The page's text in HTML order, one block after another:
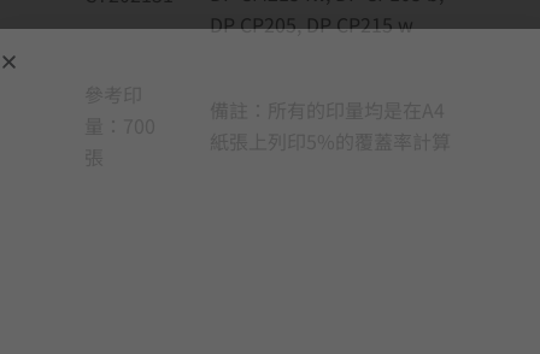
DP CP205, DP CP215 w